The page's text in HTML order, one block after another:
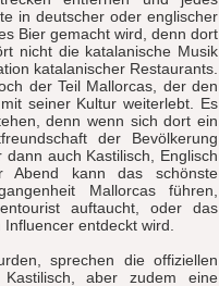
in deutscher oder englischer
Bier gemacht wird, denn dort
nicht die katalanische Musik
katalanischer Restaurants.
der Teil Mallorcas, der den
seiner Kultur weiterlebt. Es
denn wenn sich dort ein
der Bevölkerung
auch Kastilisch, Englisch
Abend kann das schönste
Mallorcas führen,
auftaucht, oder das
entdeckt wird.
sprechen die offiziellen
aber zudem eine